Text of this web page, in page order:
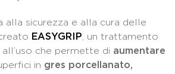
alla sicurezza e alla cura delle
EASYGRIP, un trattamento
che permette di aumentare
in gres porcellanato,